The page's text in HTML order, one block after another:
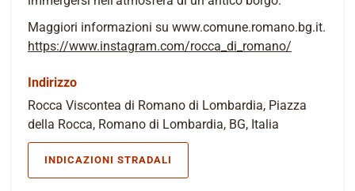
Maggiori informazioni su www.comune.romano.bg.it.
https://www.instagram.com/rocca_di_romano/
Indirizzo
Rocca Viscontea di Romano di Lombardia, Piazza
della Rocca, Romano di Lombardia, BG, Italia
INDICAZIONI STRADALI